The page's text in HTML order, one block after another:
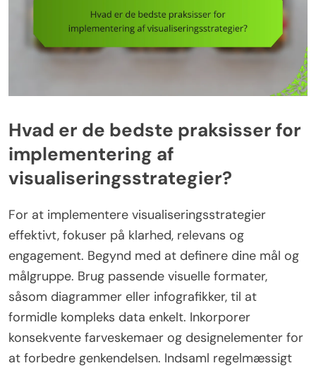
Hvad er de bedste praksisser for
implementering af
visualiseringsstrategier?
For at implementere visualiseringsstrategier
effektivt, fokuser på klarhed, relevans og
engagement. Begynd med at definere dine mål og
målgruppe. Brug passende visuelle formater,
såsom diagrammer eller infografikker, til at
formidle kompleks data enkelt. Inkorporer
konsekvente farveskemaer og designelementer for
at forbedre genkendelsen. Indsaml regelmæssigt